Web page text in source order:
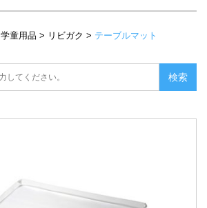
学童用品 > リビガク > テーブルマット